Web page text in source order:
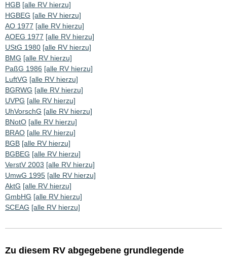
HGB [alle RV hierzu]
HGBEG [alle RV hierzu]
AO 1977 [alle RV hierzu]
AOEG 1977 [alle RV hierzu]
UStG 1980 [alle RV hierzu]
BMG [alle RV hierzu]
PaßG 1986 [alle RV hierzu]
LuftVG [alle RV hierzu]
BGRWG [alle RV hierzu]
UVPG [alle RV hierzu]
UhVorschG [alle RV hierzu]
BNotO [alle RV hierzu]
BRAO [alle RV hierzu]
BGB [alle RV hierzu]
BGBEG [alle RV hierzu]
VerstV 2003 [alle RV hierzu]
UmwG 1995 [alle RV hierzu]
AktG [alle RV hierzu]
GmbHG [alle RV hierzu]
SCEAG [alle RV hierzu]
Zu diesem RV abgegebene grundlegende